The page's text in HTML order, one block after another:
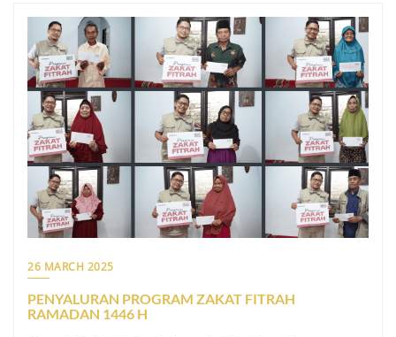
26 MARCH 2025
PENYALURAN PROGRAM ZAKAT FITRAH
RAMADAN 1446 H